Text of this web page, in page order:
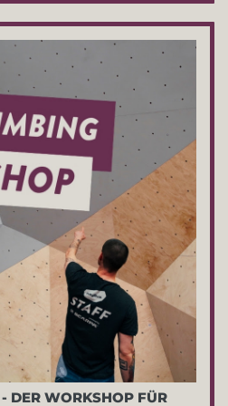
DER WORKSHOP FÜR